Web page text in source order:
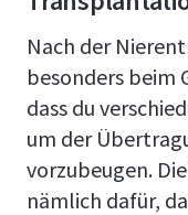
Nach der
besonders beim
dass du
um der
vorzubeugen.
nämlich dafür,